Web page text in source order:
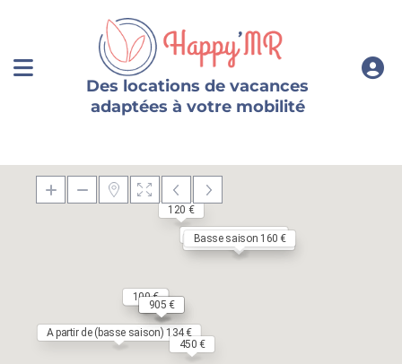
Des locations de vacances
adaptées à votre mobilité
100 €
100 €
120 €
A partir de (basse saison) 134 €
450 €
Haute saison 100 €
Basse saison 550 €
Basse saison 160 €
235 €
235 €
905 €